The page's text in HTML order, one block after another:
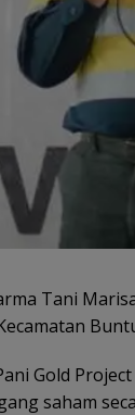
Tani
Gold
saham